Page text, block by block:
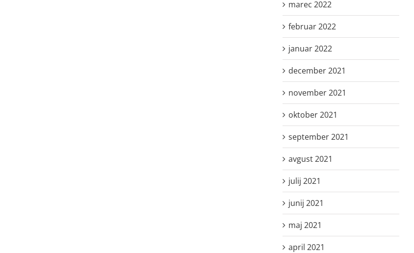
marec 2022
februar 2022
januar 2022
december 2021
november 2021
oktober 2021
september 2021
avgust 2021
julij 2021
junij 2021
maj 2021
april 2021